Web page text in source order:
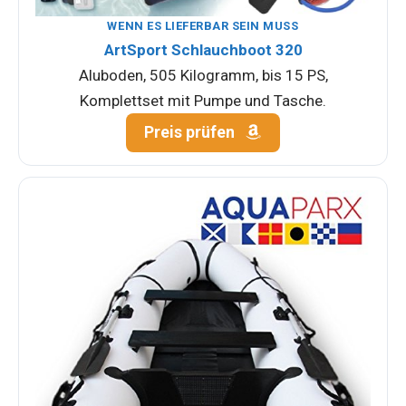
WENN ES LIEFERBAR SEIN MUSS
ArtSport Schlauchboot 320
Aluboden, 505 Kilogramm, bis 15 PS,
Komplettset mit Pumpe und Tasche.
Preis prüfen